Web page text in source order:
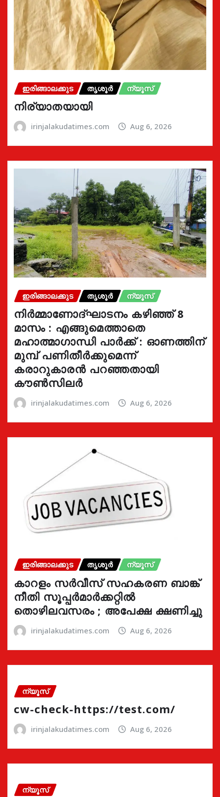
ഇരിങ്ങാലക്കുട തൃശൂർ ന്യൂസ്
നിര്യാതയായി
irinjalakudatimes.com Aug 6, 2026
ഇരിങ്ങാലക്കുട തൃശൂർ ന്യൂസ്
നിർമ്മാണോദ്ഘാടനം കഴിഞ്ഞ് 8
മാസം : എങ്ങുമെത്താതെ
മഹാത്മാഗാന്ധി പാർക്ക് : ഓണത്തിന്
മുമ്പ് പണിതീർക്കുമെന്ന്
കരാറുകാരൻ പറഞ്ഞതായി
കൗൺസിലർ
irinjalakudatimes.com Aug 6, 2026
ഇരിങ്ങാലക്കുട തൃശൂർ ന്യൂസ്
കാറളം സർവീസ് സഹകരണ ബാങ്ക്
നീതി സൂപ്പർമാർക്കറ്റിൽ
തൊഴിലവസരം ; അപേക്ഷ ക്ഷണിച്ചു
irinjalakudatimes.com Aug 6, 2026
ന്യൂസ്
cw-check-https://test.com/
irinjalakudatimes.com Aug 6, 2026
ന്യൂസ്